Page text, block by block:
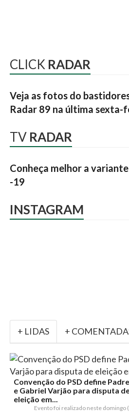
CLICK RADAR
Veja as fotos do
Radar 89 na última sexta-
TV RADAR
Conheça melhor a
-19
INSTAGRAM
+ LIDAS +
Convenção do PSD define
e Gabriel Varjão para disputa
eleição em...
Evento foi realizado neste domingo